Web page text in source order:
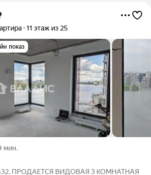
11 этаж из 25
показ
мин.
ПРОДАЕТСЯ ВИДОВАЯ 3 КОМНАТНАЯ